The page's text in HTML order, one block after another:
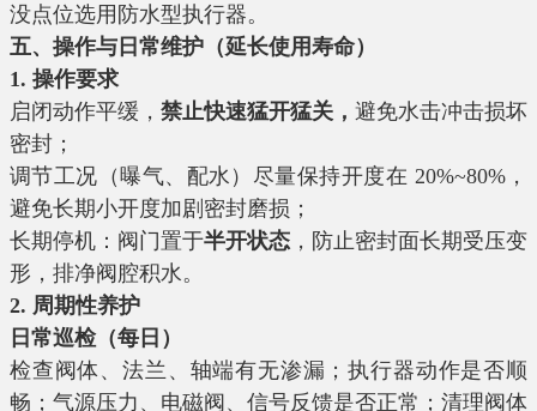
没点位选用防水型执行器。
五、操作与日常维护（延长使用寿命）
1. 操作要求
启闭动作平缓， 禁止快速猛开猛关 ， 避免水击冲击损坏
密封；
调节工况（曝气、配水）尽量保持开度在 20%~80%，
避免长期小开度加剧密封磨损；
长期停机：阀门置于半开状态 ，防止密封面长期受压变
形，排净阀腔积水。
2. 周期性养护
日常巡检（每日）
检查阀体、法兰、轴端有无渗漏；执行器动作是否顺
畅；气源压力、电磁阀、信号反馈是否正常；清理阀体